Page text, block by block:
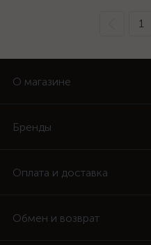
1
О магазине
Бренды
Оплата и доставка
Обмен и возврат